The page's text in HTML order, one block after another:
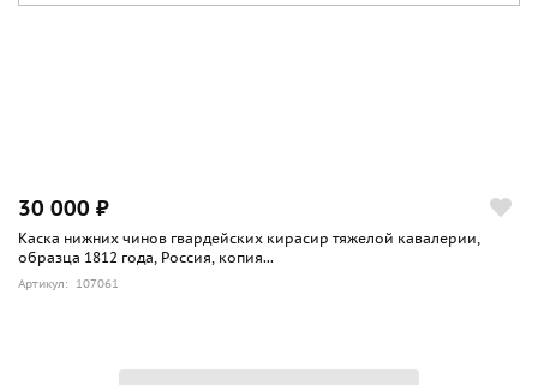
30 000 ₽
Каска нижних чинов гвардейских кирасир тяжелой кавалерии,
образца 1812 года, Россия, копия...
Артикул: 107061